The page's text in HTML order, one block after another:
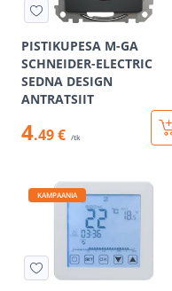
PISTIKUPESA M-GA
SCHNEIDER-ELECTRIC
SEDNA DESIGN
ANTRATSIIT
4.49 € /tk
KAMPAANIA